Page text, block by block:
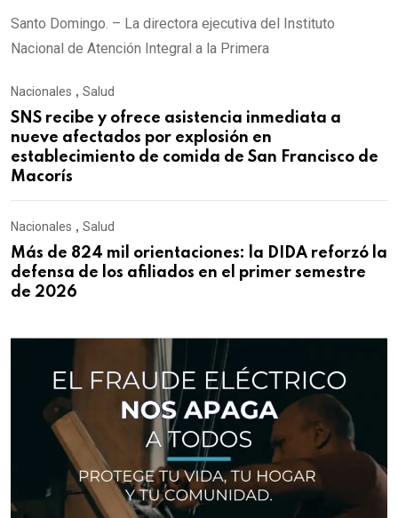
Santo Domingo. – La directora ejecutiva del Instituto
Nacional de Atención Integral a la Primera
Nacionales , Salud
SNS recibe y ofrece asistencia inmediata a
nueve afectados por explosión en
establecimiento de comida de San Francisco de
Macorís
Nacionales , Salud
Más de 824 mil orientaciones: la DIDA reforzó la
defensa de los afiliados en el primer semestre
de 2026